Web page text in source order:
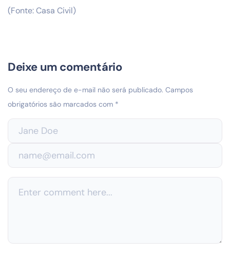
(Fonte: Casa Civil)
Deixe um comentário
O seu endereço de e-mail não será publicado. Campos
obrigatórios são marcados com *